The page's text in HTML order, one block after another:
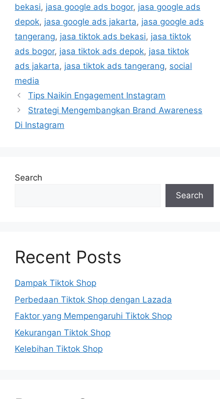
bekasi, jasa google ads bogor, jasa google ads
depok, jasa google ads jakarta, jasa google ads
tangerang, jasa tiktok ads bekasi, jasa tiktok
ads bogor, jasa tiktok ads depok, jasa tiktok
ads jakarta, jasa tiktok ads tangerang, social
media
Tips Naikin Engagement Instagram
Strategi Mengembangkan Brand Awareness
Di Instagram
Search
Search
Recent Posts
Dampak Tiktok Shop
Perbedaan Tiktok Shop dengan Lazada
Faktor yang Mempengaruhi Tiktok Shop
Kekurangan Tiktok Shop
Kelebihan Tiktok Shop